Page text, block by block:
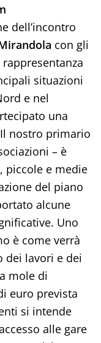
dell’incontro
con gli
situazioni
e nel
una
nostro primario
– è
piccole e medie
del piano
alcune
Uno
è come verrà
dei lavori e dei
mole di
euro prevista
si intende
alle gare